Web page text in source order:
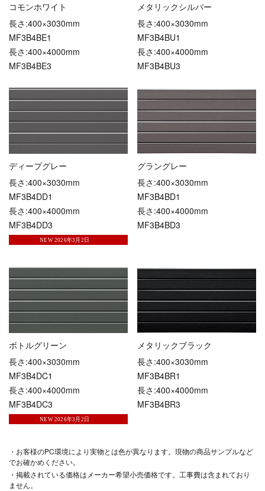
コモンホワイト
長さ:400×3030mm
MF3B4BE1
長さ:400×4000mm
MF3B4BE3
メタリックシルバー
長さ:400×3030mm
MF3B4BU1
長さ:400×4000mm
MF3B4BU3
ディープグレー
長さ:400×3030mm
MF3B4DD1
長さ:400×4000mm
MF3B4DD3
グラングレー
長さ:400×3030mm
MF3B4BD1
長さ:400×4000mm
MF3B4BD3
ボトルグリーン
長さ:400×3030mm
MF3B4DC1
長さ:400×4000mm
MF3B4DC3
メタリックブラック
長さ:400×3030mm
MF3B4BR1
長さ:400×4000mm
MF3B4BR3
・お客様のPC環境により実物とは色が異なります。現物の商品サンプルなど
でお確かめください。
・掲載されている価格はメーカー希望小売価格です。工事費は含まれており
ません。